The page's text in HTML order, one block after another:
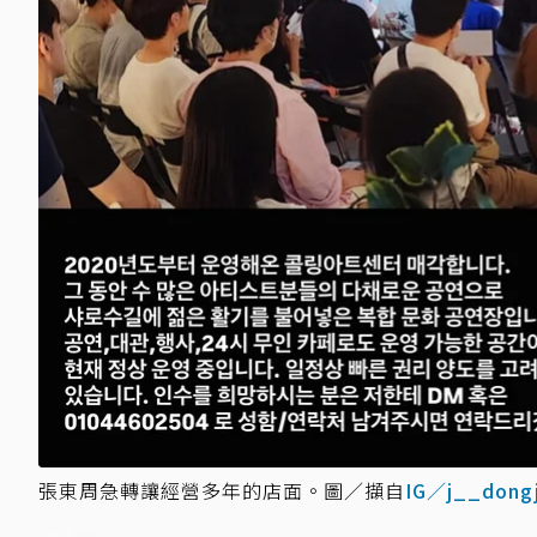
張東周急轉讓經營多年的店面。圖／擷自 IG／